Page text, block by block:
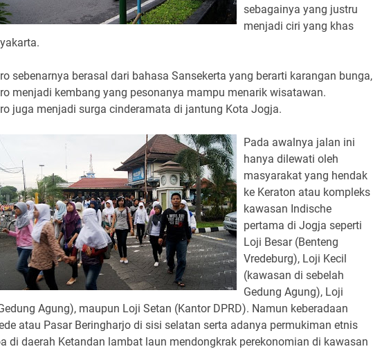
sebagainya yang justru
menjadi ciri yang khas
sebenarnya berasal dari bahasa Sansekerta yang berarti karangan bunga,
menjadi kembang yang pesonanya mampu menarik wisatawan.
juga menjadi surga cinderamata di jantung Kota Jogja.
Pada awalnya jalan ini
hanya dilewati oleh
masyarakat yang hendak
ke Keraton atau kompleks
kawasan Indische
pertama di Jogja seperti
Loji Besar (Benteng
Vredeburg), Loji Kecil
(kawasan di sebelah
Gedung Agung), Loji
Agung), maupun Loji Setan (Kantor DPRD). Namun keberadaan
atau Pasar Beringharjo di sisi selatan serta adanya permukiman etnis
di daerah Ketandan lambat laun mendongkrak perekonomian di kawasan